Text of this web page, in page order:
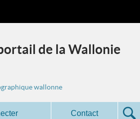
de la Wallonie
wallonne
Contact